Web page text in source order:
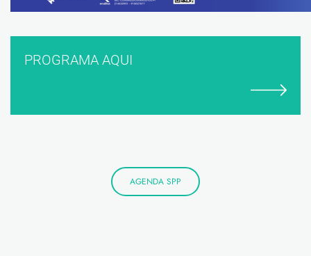
PROGRAMA AQUI
AGENDA SPP